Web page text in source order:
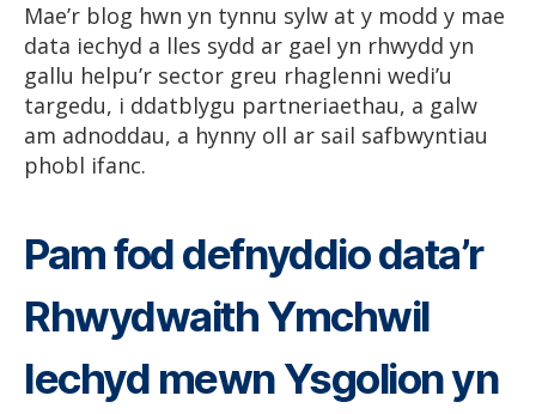
Mae’r blog hwn yn tynnu sylw at y modd y mae
data iechyd a lles sydd ar gael yn rhwydd yn
gallu helpu’r sector greu rhaglenni wedi’u
targedu, i ddatblygu partneriaethau, a galw
am adnoddau, a hynny oll ar sail safbwyntiau
phobl ifanc.
Pam fod defnyddio data’r
Rhwydwaith Ymchwil
Iechyd mewn Ysgolion yn